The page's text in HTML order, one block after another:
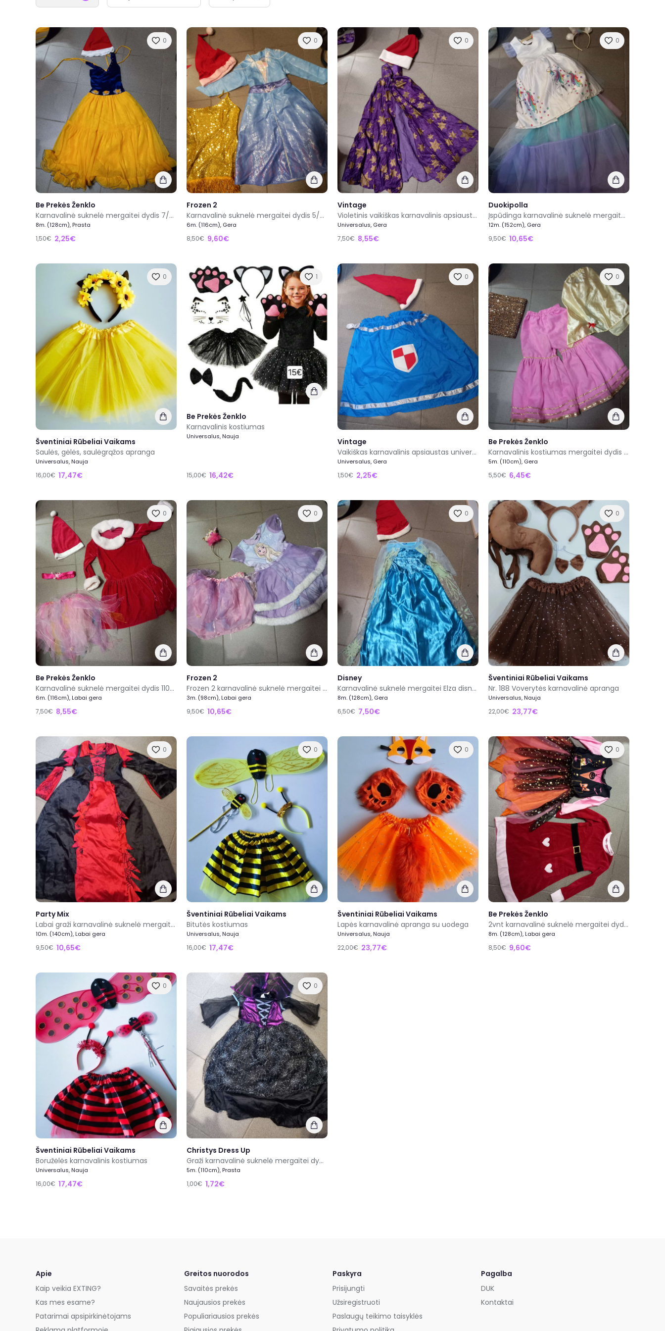
0
Be Prekės Ženklo
Karnavalinė suknelė mergaitei dydis 7/9metai
8m. (128cm), Prasta
1,50€ 2,25€
0
Frozen 2
Karnavalinė suknelė mergaitei dydis 5/6metų
6m. (116cm), Gera
8,50€ 9,60€
0
Vintage
Violetinis vaikiškas karnavalinis apsiaustas universalus
Universalus, Gera
7,50€ 8,55€
0
Duokipolla
Įspūdinga karnavalinė suknelė mergaitei dydis 150cm ugiui Mažasis ponis
12m. (152cm), Gera
9,50€ 10,65€
0
Šventiniai Rūbeliai Vaikams
Saulės, gėlės, saulėgrąžos apranga
Universalus, Nauja
16,00€ 17,47€
1
Be Prekės Ženklo
Karnavalinis kostiumas
Universalus, Nauja
15,00€ 16,42€
0
Vintage
Vaikiškas karnavalinis apsiaustas universalus dydis
Universalus, Gera
1,50€ 2,25€
0
Be Prekės Ženklo
Karnavalinis kostiumas mergaitei dydis 3/5metų
5m. (110cm), Gera
5,50€ 6,45€
0
Be Prekės Ženklo
Karnavalinė suknelė mergaitei dydis 110/116cm
6m. (116cm), Labai gera
7,50€ 8,55€
0
Frozen 2
Frozen 2 karnavalinė suknelė mergaitei 2/3metai 92/98cm
3m. (98cm), Labai gera
9,50€ 10,65€
0
Disney
Karnavalinė suknelė mergaitei Elza disney dydis 7/8metai
8m. (128cm), Gera
6,50€ 7,50€
0
Šventiniai Rūbeliai Vaikams
Nr. 188 Voverytės karnavalinė apranga
Universalus, Nauja
22,00€ 23,77€
0
Party Mix
Labai graži karnavalinė suknelė mergaitei dydis 140cm
10m. (140cm), Labai gera
9,50€ 10,65€
0
Šventiniai Rūbeliai Vaikams
Bitutės kostiumas
Universalus, Nauja
16,00€ 17,47€
0
Šventiniai Rūbeliai Vaikams
Lapės karnavalinė apranga su uodega
Universalus, Nauja
22,00€ 23,77€
0
Be Prekės Ženklo
2vnt karnavalinė suknelė mergaitei dydis 7/8metai
8m. (128cm), Labai gera
8,50€ 9,60€
0
Šventiniai Rūbeliai Vaikams
Boružėlės karnavalinis kostiumas
Universalus, Nauja
16,00€ 17,47€
0
Christys Dress Up
Graži karnavalinė suknelė mergaitei dydis 4/6metų 110cm
5m. (110cm), Prasta
1,00€ 1,72€
Apie
Kaip veikia EXTING?
Kas mes esame?
Patarimai apsipirkinėtojams
Greitos nuorodos
Savaitės prekės
Naujausios prekės
Populiariausios prekės
Paskyra
Prisijungti
Užsiregistruoti
Paslaugų teikimo taisyklės
Pagalba
DUK
Kontaktai